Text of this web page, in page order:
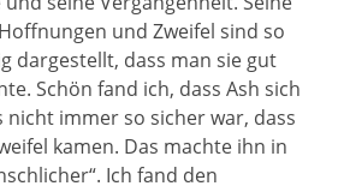
und Zweifel sind so
dargestellt, dass man sie gut
Schön fand ich, dass Ash sich
nicht immer so sicher war, dass
kamen. Das machte ihn in
Ich fand den